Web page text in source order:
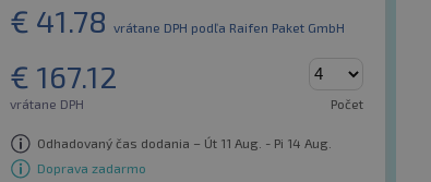
€ 41.78 vrátane DPH podľa Raifen Paket GmbH
€ 167.12
vrátane DPH Počet
Odhadovaný čas dodania – Út 11 Aug. - Pi 14 Aug.
Doprava zadarmo